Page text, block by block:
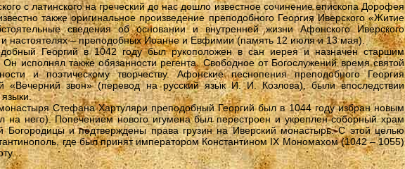
с латинского на греческий до нас дошло известное сочинение епископа Дорофея
также оригинальное произведение преподобного Георгия Иверского «Житие
сведения об основании и внутренней жизни Афонского Иверского
и настоятелях – преподобных Иоанне и Евфимии (память 12 июля и 13 мая).
Георгий в 1042 году был рукоположен в сан иерея и назначен старшим
исполнял также обязанности регента. Свободное от Богослужений время святой
и поэтическому творчеству. Афонские песнопения преподобного Георгия
«Вечерний звон» (перевод на русский язык И. И. Козлова), были впоследствии
Стефана Хартуляри преподобный Георгий был в 1044 году избран новым
на него). Попечением нового игумена был перестроен и укреплен соборный храм
Богородицы и подтверждены права грузин на Иверский монастырь. С этой целью
где был принят императором Константином IX Мономахом (1042 – 1055)